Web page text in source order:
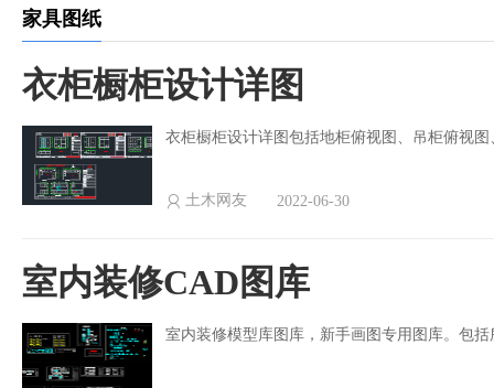
家具图纸
衣柜橱柜设计详图
衣柜橱柜设计详图包括地柜俯视图、吊柜俯视
土木网友 2022-06-30
室内装修CAD图库
室内装修模型库图库，新手画图专用图库。包